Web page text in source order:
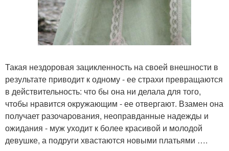
Такая нездоровая зацикленность на своей внешности в
результате приводит к одному - ее страхи превращаются
в действительность: что бы она ни делала для того,
чтобы нравится окружающим - ее отвергают. Взамен она
получает разочарования, неоправданные надежды и
ожидания - муж уходит к более красивой и молодой
девушке, а подруги хвастаются новыми платьями ….